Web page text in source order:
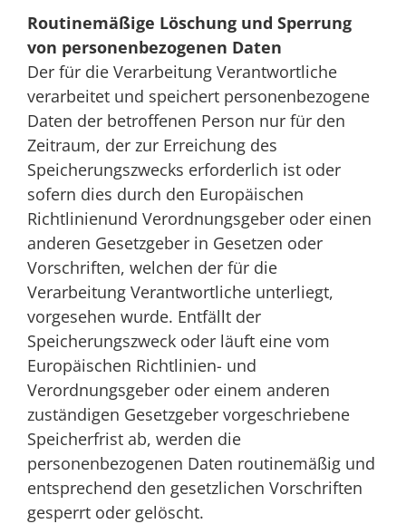
Routinemäßige Löschung und Sperrung
von personenbezogenen Daten
Der für die Verarbeitung Verantwortliche
verarbeitet und speichert personenbezogene
Daten der betroffenen Person nur für den
Zeitraum, der zur Erreichung des
Speicherungszwecks erforderlich ist oder
sofern dies durch den Europäischen
Richtlinienund Verordnungsgeber oder einen
anderen Gesetzgeber in Gesetzen oder
Vorschriften, welchen der für die
Verarbeitung Verantwortliche unterliegt,
vorgesehen wurde. Entfällt der
Speicherungszweck oder läuft eine vom
Europäischen Richtlinien- und
Verordnungsgeber oder einem anderen
zuständigen Gesetzgeber vorgeschriebene
Speicherfrist ab, werden die
personenbezogenen Daten routinemäßig und
entsprechend den gesetzlichen Vorschriften
gesperrt oder gelöscht.